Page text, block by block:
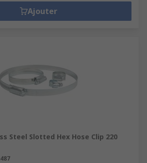
Ajouter
Steel Slotted Hex Hose Clip 220